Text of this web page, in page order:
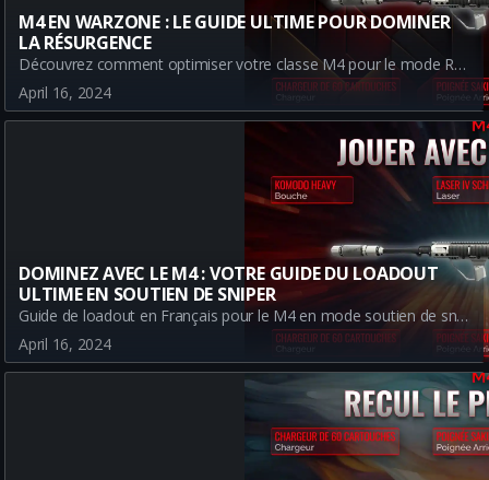
M4 EN WARZONE : LE GUIDE ULTIME POUR DOMINER
LA RÉSURGENCE
Découvrez comment optimiser votre classe M4 pour le mode Résurgence dans Call of Duty Warzone avec ce guide détaillé. Apprenez à maîtriser le choix des accessoires, comprendre leurs effets et décider de la meilleure stratégie pour une victoire assurée.
April 16, 2024
DOMINEZ AVEC LE M4 : VOTRE GUIDE DU LOADOUT
ULTIME EN SOUTIEN DE SNIPER
Guide de loadout en Français pour le M4 en mode soutien de sniper sur Warzone. Découvrez comment optimiser votre M4 avec notre guide détaillé couvrant tous les accessoires, leurs avantages et inconvénients.
April 16, 2024